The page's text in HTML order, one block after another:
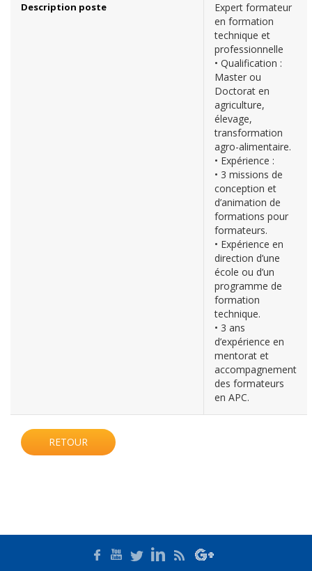
Description poste
Expert formateur
en formation
technique et
professionnelle
• Qualification :
Master ou
Doctorat en
agriculture,
élevage,
transformation
agro-alimentaire.
• Expérience :
• 3 missions de
conception et
d’animation de
formations pour
formateurs.
• Expérience en
direction d’une
école ou d’un
programme de
formation
technique.
• 3 ans
d’expérience en
mentorat et
accompagnement
des formateurs
en APC.
RETOUR